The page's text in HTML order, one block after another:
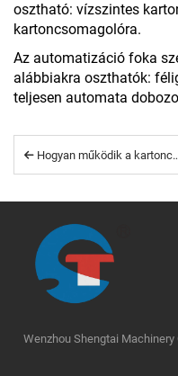
osztható: vízszintes
kartoncsomagolóra.
Az automatizáció foka
alábbiakra oszthatók:
teljesen automata
Hogyan működik a kartoncsomagoló gép
Wenzhou Shengtai Machinery